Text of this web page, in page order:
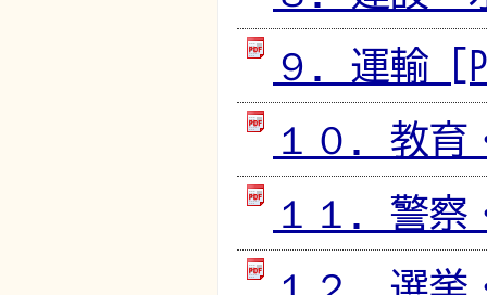
９．運輸
１０．教育
１１．警察
１２．選挙